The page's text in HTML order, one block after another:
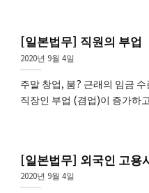
[일본법무] 직원의 부업
2020년 9월 4일
주말 창업, 붐? 근래의 임금
직장인 부업 (겸업)이 증가하
[일본법무] 외국인 고용
2020년 9월 4일